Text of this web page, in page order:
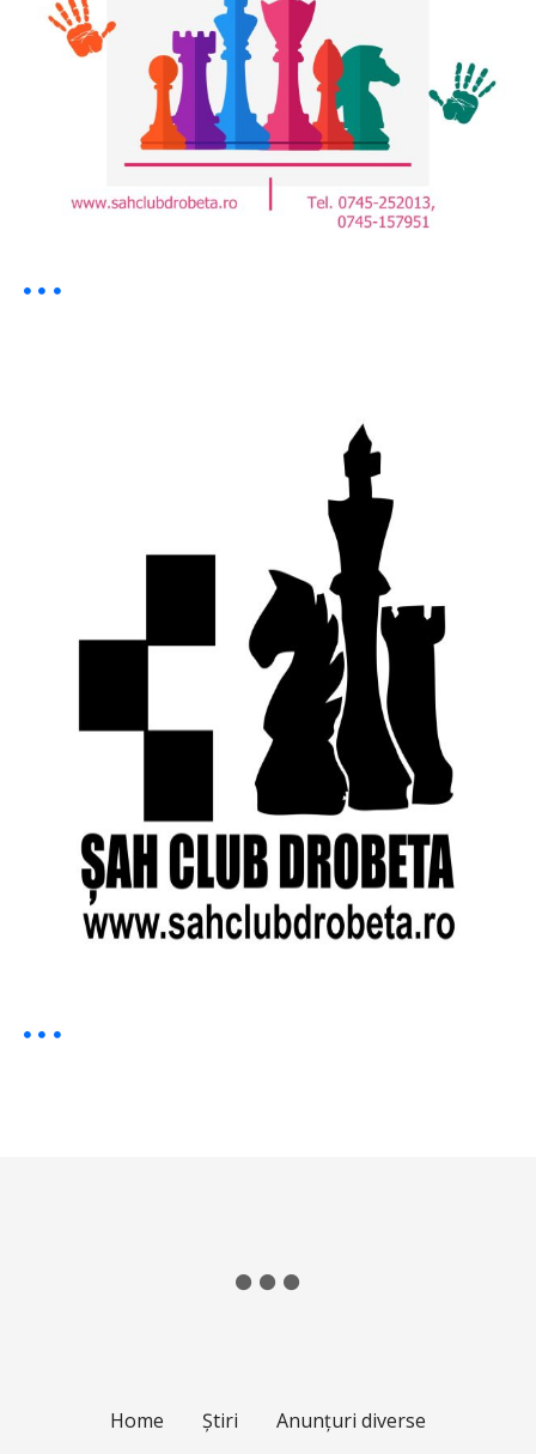
Home Știri Anunțuri diverse